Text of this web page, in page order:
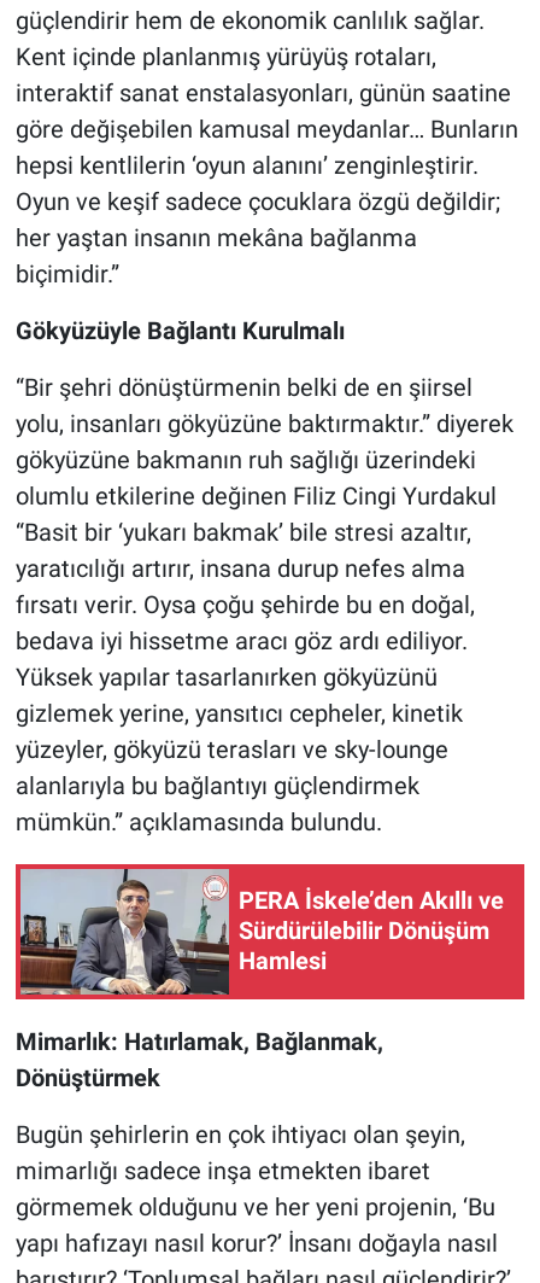
güçlendirir hem de ekonomik canlılık sağlar.
Kent içinde planlanmış yürüyüş rotaları,
interaktif sanat enstalasyonları, günün saatine
göre değişebilen kamusal meydanlar… Bunların
hepsi kentlilerin ‘oyun alanını’ zenginleştirir.
Oyun ve keşif sadece çocuklara özgü değildir;
her yaştan insanın mekâna bağlanma
biçimidir.”
Gökyüzüyle Bağlantı Kurulmalı
“Bir şehri dönüştürmenin belki de en şiirsel
yolu, insanları gökyüzüne baktırmaktır.” diyerek
gökyüzüne bakmanın ruh sağlığı üzerindeki
olumlu etkilerine değinen Filiz Cingi Yurdakul
“Basit bir ‘yukarı bakmak’ bile stresi azaltır,
yaratıcılığı artırır, insana durup nefes alma
fırsatı verir. Oysa çoğu şehirde bu en doğal,
bedava iyi hissetme aracı göz ardı ediliyor.
Yüksek yapılar tasarlanırken gökyüzünü
gizlemek yerine, yansıtıcı cepheler, kinetik
yüzeyler, gökyüzü terasları ve sky-lounge
alanlarıyla bu bağlantıyı güçlendirmek
mümkün.” açıklamasında bulundu.
PERA İskele’den Akıllı ve
Sürdürülebilir Dönüşüm
Hamlesi
Mimarlık: Hatırlamak, Bağlanmak,
Dönüştürmek
Bugün şehirlerin en çok ihtiyacı olan şeyin,
mimarlığı sadece inşa etmekten ibaret
görmemek olduğunu ve her yeni projenin, ‘Bu
yapı hafızayı nasıl korur?’ İnsanı doğayla nasıl